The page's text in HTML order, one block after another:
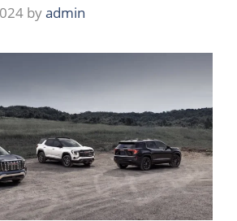
byadmin